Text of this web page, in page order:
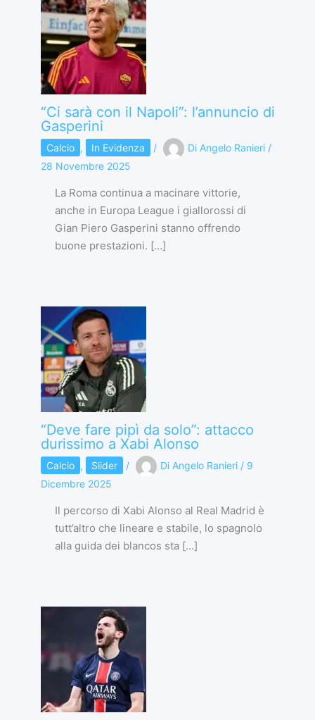
“Ci sarà con il Napoli”: l’annuncio di
Gasperini
Calcio , In Evidenza / Di Angelo Ranieri /
28 Novembre 2025
La Roma continua a macinare vittorie,
anche in Europa League i giallorossi di
Gian Piero Gasperini stanno offrendo
buone prestazioni. […]
“Deve fare pipì da solo”: attacco
durissimo a Xabi Alonso
Calcio , Slider / Di Angelo Ranieri / 9
Dicembre 2025
Il percorso di Xabi Alonso al Real Madrid è
tutt’altro che lineare e stabile, lo spagnolo
alla guida dei blancos sta […]